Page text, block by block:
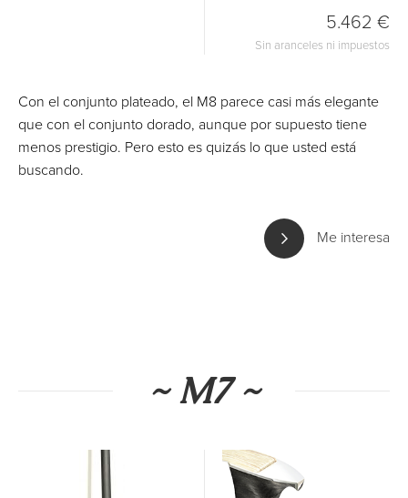
5.462 €
Sin aranceles ni impuestos
Con el conjunto plateado, el M8 parece casi más elegante
que con el conjunto dorado, aunque por supuesto tiene
menos prestigio. Pero esto es quizás lo que usted está
buscando.
Me interesa
~ M7 ~